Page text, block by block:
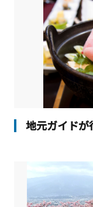
地元ガイドが